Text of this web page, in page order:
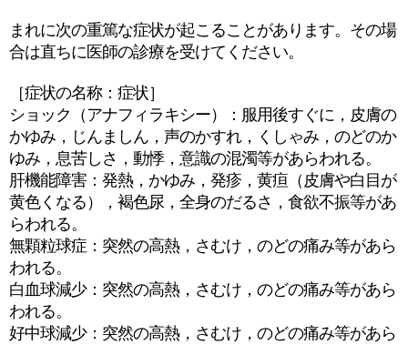
まれに次の重篤な症状が起こることがあります。その場
合は直ちに医師の診療を受けてください。
［症状の名称：症状］
ショック（アナフィラキシー）：服用後すぐに，皮膚の
かゆみ，じんましん，声のかすれ，くしゃみ，のどのか
ゆみ，息苦しさ，動悸，意識の混濁等があらわれる。
肝機能障害：発熱，かゆみ，発疹，黄疸（皮膚や白目が
黄色くなる），褐色尿，全身のだるさ，食欲不振等があ
らわれる。
無顆粒球症：突然の高熱，さむけ，のどの痛み等があら
われる。
白血球減少：突然の高熱，さむけ，のどの痛み等があら
われる。
好中球減少：突然の高熱，さむけ，のどの痛み等があら